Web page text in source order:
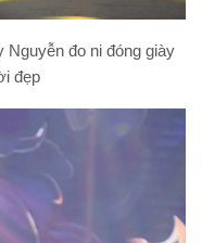
đo ni đóng giày
đẹp